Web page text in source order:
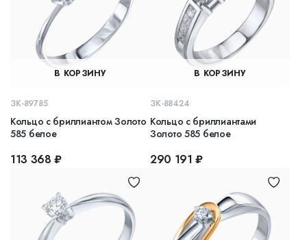
В КОРЗИНУ
ЗК-89785
Кольцо с бриллиантом Золото
585 белое
113 368 ₽
В КОРЗИНУ
ЗК-88424
Кольцо с бриллиантами
Золото 585 белое
290 191 ₽